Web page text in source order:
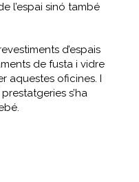
l’espai sinó també
d’espais
de fusta i vidre
aquestes oficines. I
s’ha